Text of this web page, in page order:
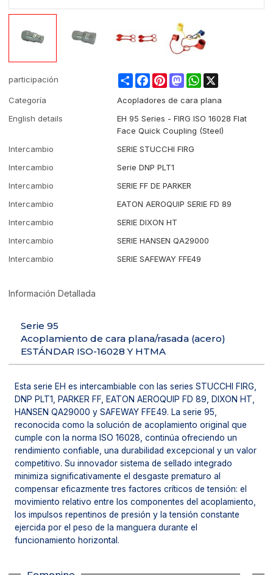
participación ShareFacebookPinterestMastodonWhatsApp
Categoría
Acopladores de cara plana
English details
EH 95 Series - FIRG ISO 16028 Flat
Face Quick Coupling (Steel)
Intercambio
SERIE STUCCHI FIRG
Intercambio
Serie DNP PLT1
Intercambio
SERIE FF DE PARKER
Intercambio
EATON AEROQUIP SERIE FD 89
Intercambio
SERIE DIXON HT
Intercambio
SERIE HANSEN QA29000
Intercambio
SERIE SAFEWAY FFE49
Información Detallada
Serie 95
Acoplamiento de cara plana/rasada (acero)
ESTÁNDAR ISO-16028 Y HTMA
Esta serie EH es intercambiable con las series STUCCHI FIRG,
DNP PLT1, PARKER FF, EATON AEROQUIP FD 89, DIXON HT,
HANSEN QA29000 y SAFEWAY FFE49. La serie 95,
reconocida como la solución de acoplamiento original que
cumple con la norma ISO 16028, continúa ofreciendo un
rendimiento confiable, una durabilidad excepcional y un valor
competitivo. Su innovador sistema de sellado integrado
minimiza significativamente el desgaste prematuro al
compensar eficazmente tres factores críticos de tensión: el
movimiento relativo entre los componentes del acoplamiento,
los impulsos repentinos de presión y la tensión constante
ejercida por el peso de la manguera durante el
funcionamiento horizontal.